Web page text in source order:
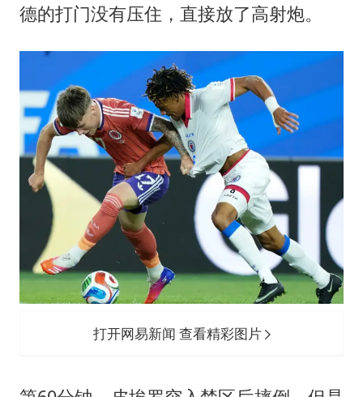
德的打门没有压住，直接放了高射炮。
打开网易新闻 查看精彩图片